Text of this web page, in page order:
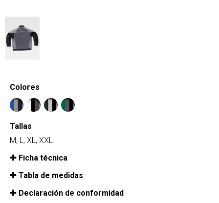
Colores
Tallas
M, L, XL, XXL
Ficha técnica
Tabla de medidas
Declaración de conformidad